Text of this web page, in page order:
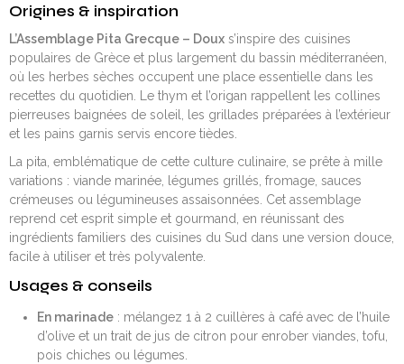
Origines & inspiration
L’Assemblage Pita Grecque – Doux s’inspire des cuisines
populaires de Grèce et plus largement du bassin méditerranéen,
où les herbes sèches occupent une place essentielle dans les
recettes du quotidien. Le thym et l’origan rappellent les collines
pierreuses baignées de soleil, les grillades préparées à l’extérieur
et les pains garnis servis encore tièdes.
La pita, emblématique de cette culture culinaire, se prête à mille
variations : viande marinée, légumes grillés, fromage, sauces
crémeuses ou légumineuses assaisonnées. Cet assemblage
reprend cet esprit simple et gourmand, en réunissant des
ingrédients familiers des cuisines du Sud dans une version douce,
facile à utiliser et très polyvalente.
Usages & conseils
En marinade: mélangez 1 à 2 cuillères à café avec de l’huile
d’olive et un trait de jus de citron pour enrober viandes, tofu,
pois chiches ou légumes.